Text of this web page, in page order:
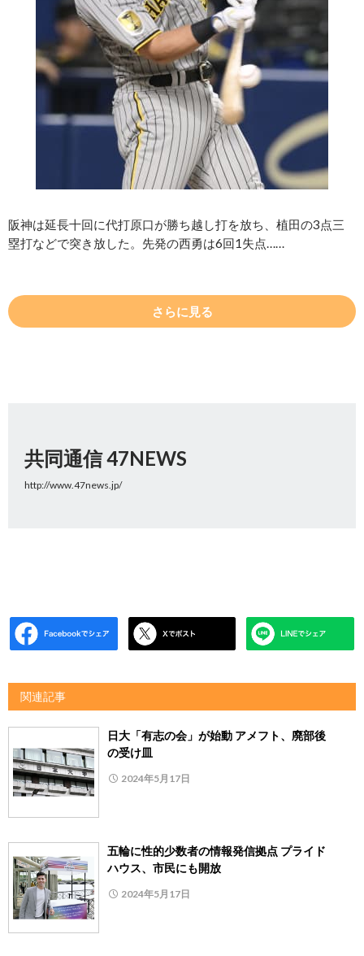
阪神は延長十回に代打原口が勝ち越し打を放ち、植田の3点三
塁打などで突き放した。先発の西勇は6回1失点……
さらに見る
共同通信 47NEWS
http://www.47news.jp/
関連記事
日大「有志の会」が始動 アメフト、廃部後
の受け皿
2024年5月17日
五輪に性的少数者の情報発信拠点 プライド
ハウス、市民にも開放
2024年5月17日